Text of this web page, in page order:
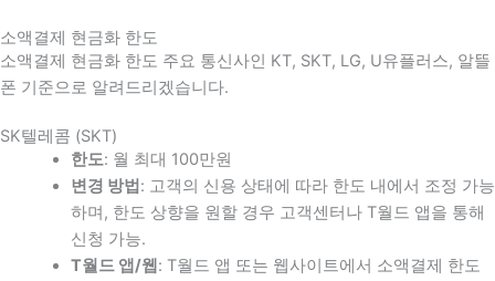
소액결제 현금화 한도
소액결제 현금화 한도 주요 통신사인 KT, SKT, LG, U유플러스, 알뜰
폰 기준으로 알려드리겠습니다.
SK텔레콤 (SKT)
한도: 월 최대 100만원
변경 방법 : 고객의 신용 상태에 따라 한도 내에서 조정 가능
하며, 한도 상향을 원할 경우 고객센터나 T월드 앱을 통해
신청 가능.
T월드 앱/웹 : T월드 앱 또는 웹사이트에서 소액결제 한도